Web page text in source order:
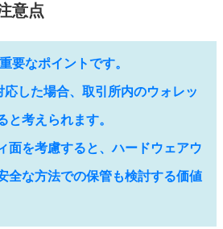
意点
要なポイントです。
した場合、取引所内のウォレッ
と考えられます。
面を考慮すると、ハードウェアウ
全な方法での保管も検討する価値